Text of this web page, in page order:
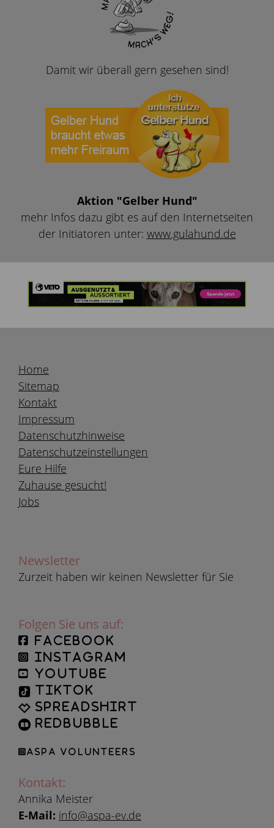
Damit wir überall gern gesehen sind!
Aktion "Gelber Hund"
mehr Infos dazu gibt es auf den Internetseiten
der Initiatoren unter: www.gulahund.de
Home
Sitemap
Kontakt
Impressum
Datenschutzhinweise
Datenschutzeinstellungen
Eure Hilfe
Zuhause gesucht!
Jobs
Newsletter
Zurzeit haben wir keinen Newsletter für Sie
Folgen Sie uns auf:
facebook
instagram
YouTube
TikTok
Spreadshirt
Redbubble
ASPA Volunteers
Kontakt:
Annika Meister
E-Mail: info@aspa-ev.de